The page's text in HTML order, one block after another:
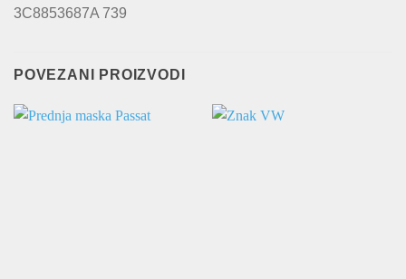
3C8853687A 739
POVEZANI PROIZVODI